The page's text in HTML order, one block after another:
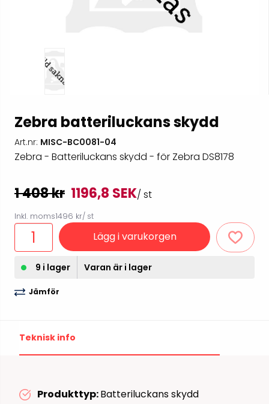
Zebra batteriluckans skydd
Art.nr: MISC-BC0081-04
Zebra - Batteriluckans skydd - för Zebra DS8178
1 408 kr 1196,8 SEK/ st
Inkl. moms1496 kr/ st
Lägg i varukorgen
9 i lager Varan är i lager
Jämför
Teknisk info
Produkttyp:Batteriluckans skydd